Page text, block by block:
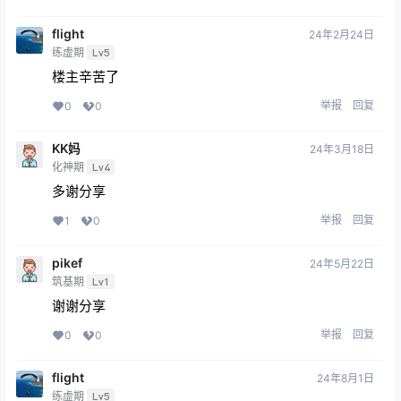
flight
练虚期 Lv5
24年2月24日
楼主辛苦了
0 0 举报 回复
KK妈
化神期 Lv4
24年3月18日
多谢分享
1 0 举报 回复
pikef
筑基期 Lv1
24年5月22日
谢谢分享
0 0 举报 回复
flight
练虚期 Lv5
24年8月1日